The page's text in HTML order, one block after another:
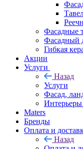
Фасадные
Фасадный
Гибкая
Акции
Услуги
Назад
Услуги
Фасад,
Maters
Бренды
Оплата и
Назад